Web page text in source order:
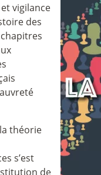
vigilance
des
théorie
s’est
de